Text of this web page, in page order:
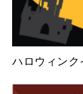
ハロウィンク